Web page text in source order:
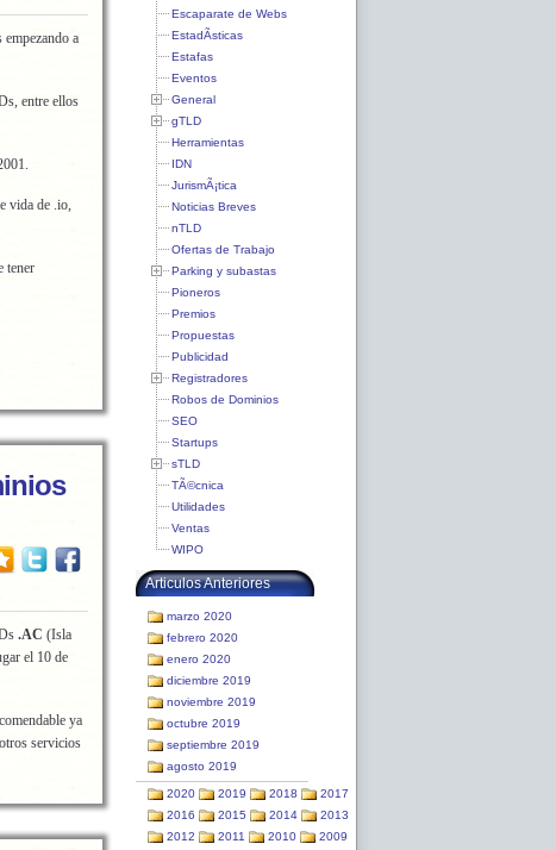
a
entre ellos
vida de .io,
tener
.AC (Isla
el 10 de
ya
servicios
Escaparate de Webs
EstadÃ­sticas
Estafas
Eventos
General
gTLD
Herramientas
IDN
JurismÃ¡tica
Noticias Breves
nTLD
Ofertas de Trabajo
Parking y subastas
Pioneros
Premios
Propuestas
Publicidad
Registradores
Robos de Dominios
SEO
Startups
sTLD
TÃ©cnica
Utilidades
Ventas
WIPO
Articulos Anteriores
marzo 2020
febrero 2020
enero 2020
diciembre 2019
noviembre 2019
octubre 2019
septiembre 2019
agosto 2019
2020 2019 2018
2017
2016
2015 2014
2013
2012
2011 2010
2009